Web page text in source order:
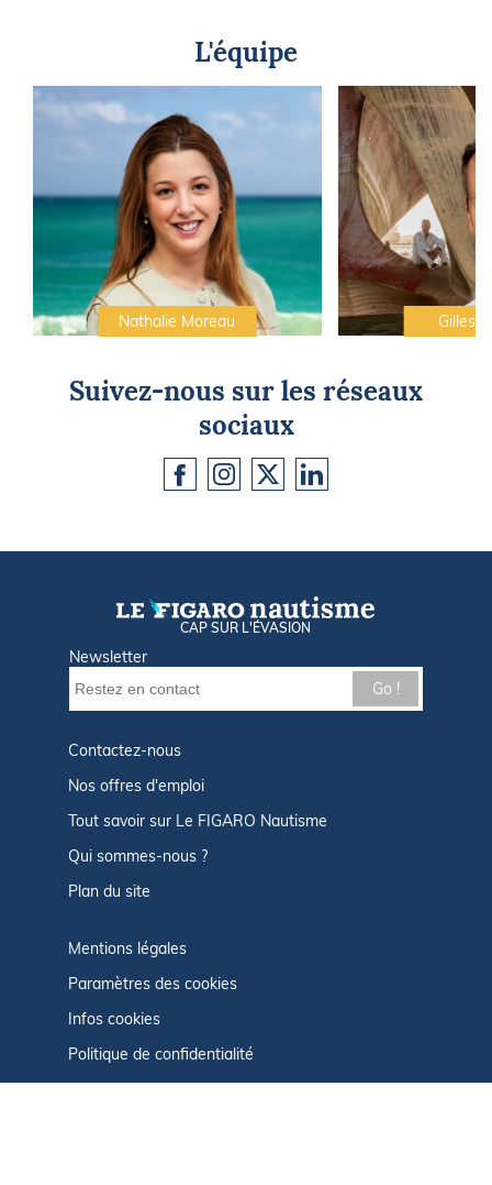
L'équipe
Nathalie Moreau Gilles
Suivez-nous sur les réseaux
sociaux
CAP SUR L'ÉVASION
Newsletter
Go !
Contactez-nous
Nos offres d'emploi
Tout savoir sur Le FIGARO Nautisme
Qui sommes-nous ?
Plan du site
Mentions légales
Paramètres des cookies
Infos cookies
Politique de confidentialité
CGU